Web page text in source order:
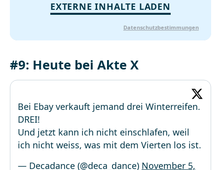
EXTERNE INHALTE LADEN
Datenschutzbestimmungen
#9: Heute bei Akte X
Bei Ebay verkauft jemand drei Winterreifen.
DREI!
Und jetzt kann ich nicht einschlafen, weil
ich nicht weiss, was mit dem Vierten los ist.
— Decadance (@deca_dance) November 5,